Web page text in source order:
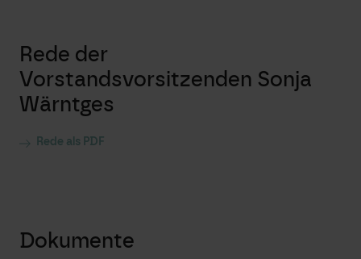
Rede der
Vorstandsvorsitzenden Sonja
Wärntges
Rede als PDF
Dokumente